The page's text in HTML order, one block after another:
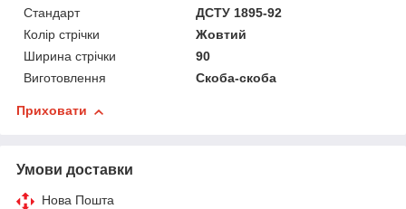
Стандарт
ДСТУ 1895-92
Колір стрічки
Жовтий
Ширина стрічки
90
Виготовлення
Скоба-скоба
Приховати
Умови доставки
Нова Пошта